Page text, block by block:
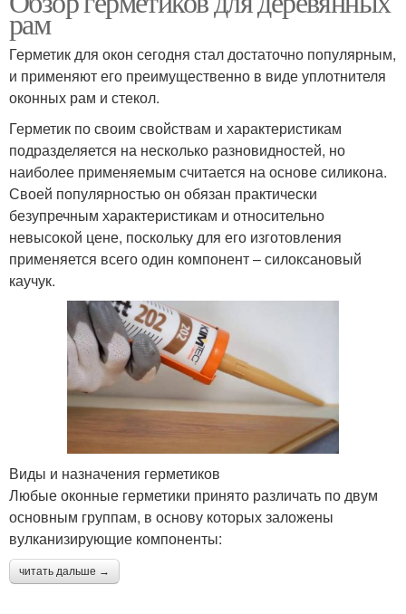
рам
Герметик для окон сегодня стал достаточно популярным,
и применяют его преимущественно в виде уплотнителя
оконных рам и стекол.
Герметик по своим свойствам и характеристикам
подразделяется на несколько разновидностей, но
наиболее применяемым считается на основе силикона.
Своей популярностью он обязан практически
безупречным характеристикам и относительно
невысокой цене, поскольку для его изготовления
применяется всего один компонент – силоксановый
каучук.
Виды и назначения герметиков
Любые оконные герметики принято различать по двум
основным группам, в основу которых заложены
вулканизирующие компоненты:
читать дальше →